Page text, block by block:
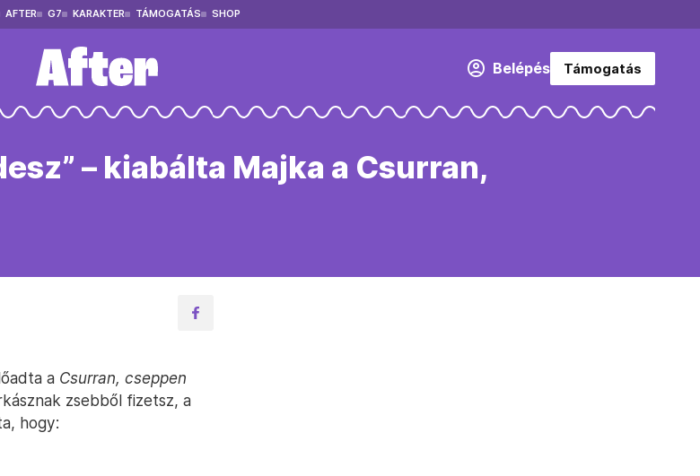
AFTER G7 KARAKTER TÁMOGATÁS SHOP
Belépés Támogatás
– kiabálta Majka a Csurran,
a Csurran, cseppen
zsebből fizetsz, a
hogy: